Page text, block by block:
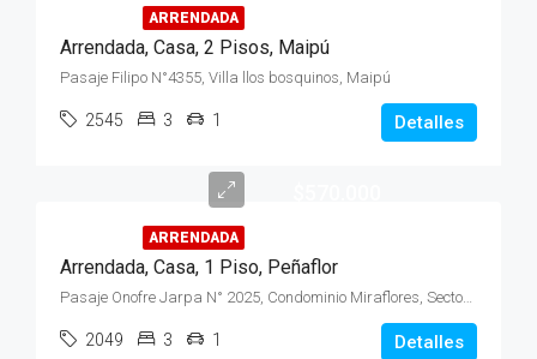
ARRENDADA
Arrendada, Casa, 2 Pisos, Maipú
Pasaje Filipo N°4355, Villa llos bosquinos, Maipú
2545 3 1 Detalles
ARRENDADA
Arrendada, Casa, 1 Piso, Peñaflor
Pasaje Onofre Jarpa N° 2025, Condominio Miraflores, Sector Malloco
2049 3 1 Detalles